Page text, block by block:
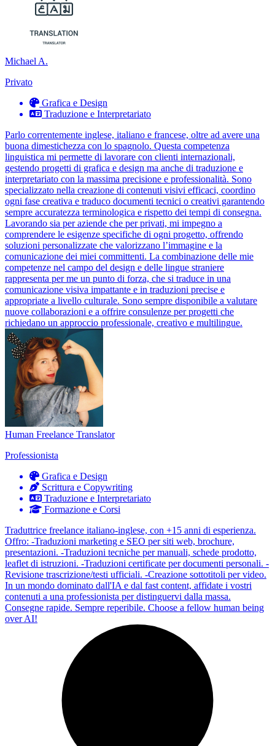
Michael A.
Privato
Grafica e Design
Traduzione e Interpretariato
Parlo correntemente inglese, italiano e francese, oltre ad avere una
buona dimestichezza con lo spagnolo. Questa competenza
linguistica mi permette di lavorare con clienti internazionali,
gestendo progetti di grafica e design ma anche di traduzione e
interpretariato con la massima precisione e professionalità. Sono
specializzato nella creazione di contenuti visivi efficaci, coordino
ogni fase creativa e traduco documenti tecnici o creativi garantendo
sempre accuratezza terminologica e rispetto dei tempi di consegna.
Lavorando sia per aziende che per privati, mi impegno a
comprendere le esigenze specifiche di ogni progetto, offrendo
soluzioni personalizzate che valorizzano l’immagine e la
comunicazione dei miei committenti. La combinazione delle mie
competenze nel campo del design e delle lingue straniere
rappresenta per me un punto di forza, che si traduce in una
comunicazione visiva impattante e in traduzioni precise e
appropriate a livello culturale. Sono sempre disponibile a valutare
nuove collaborazioni e a offrire consulenze per progetti che
richiedano un approccio professionale, creativo e multilingue.
Human Freelance Translator
Professionista
Grafica e Design
Scrittura e Copywriting
Traduzione e Interpretariato
Formazione e Corsi
Traduttrice freelance italiano-inglese, con +15 anni di esperienza.
Offro: -Traduzioni marketing e SEO per siti web, brochure,
presentazioni. -Traduzioni tecniche per manuali, schede prodotto,
leaflet di istruzioni. -Traduzioni certificate per documenti personali. -
Revisione trascrizione/testi ufficiali. -Creazione sottotitoli per video.
In un mondo dominato dall'IA e dal fast content, affidate i vostri
contenuti a una professionista per distinguervi dalla massa.
Consegne rapide. Sempre reperibile. Choose a fellow human being
over AI!